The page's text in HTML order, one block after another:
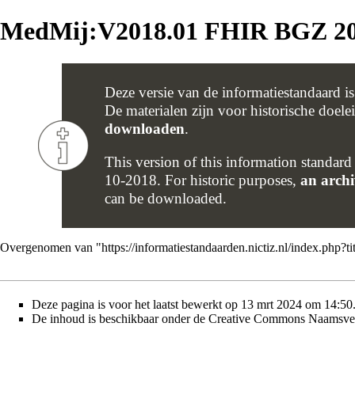
MedMij:V2018.01 FHIR BGZ
Deze versie van de informatiestandaard
De materialen zijn voor historische
downloaden.
This version of this information standard
10-2018. For historic purposes, an
can be downloaded.
Overgenomen van "https://informatiestandaarden.nictiz.nl/
Deze pagina is voor het laatst bewerkt op 13 mrt 2024 om 14:50.
De inhoud is beschikbaar onder de Creative Commons